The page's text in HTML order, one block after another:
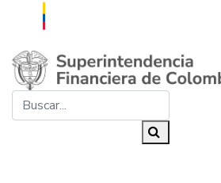
Saltar al contenido principal